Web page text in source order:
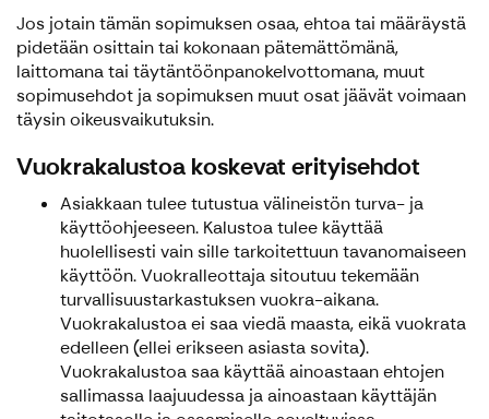
Jos jotain tämän sopimuksen osaa, ehtoa tai määräystä
pidetään osittain tai kokonaan pätemättömänä,
laittomana tai täytäntöönpanokelvottomana, muut
sopimusehdot ja sopimuksen muut osat jäävät voimaan
täysin oikeusvaikutuksin.
Vuokrakalustoa koskevat erityisehdot
Asiakkaan tulee tutustua välineistön turva- ja
käyttöohjeeseen. Kalustoa tulee käyttää
huolellisesti vain sille tarkoitettuun tavanomaiseen
käyttöön. Vuokralleottaja sitoutuu tekemään
turvallisuustarkastuksen vuokra-aikana.
Vuokrakalustoa ei saa viedä maasta, eikä vuokrata
edelleen (ellei erikseen asiasta sovita).
Vuokrakalustoa saa käyttää ainoastaan ehtojen
sallimassa laajuudessa ja ainoastaan käyttäjän